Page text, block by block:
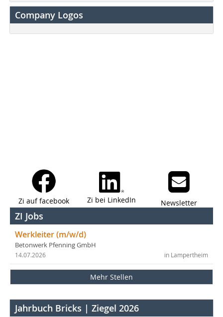
Company Logos
Zi auf facebook Zi bei LinkedIn Newsletter
ZI Jobs
Werkleiter (m/w/d)
Betonwerk Pfenning GmbH
in Lampertheim
14.07.2026
Mehr Stellen
Jahrbuch Bricks | Ziegel 2026